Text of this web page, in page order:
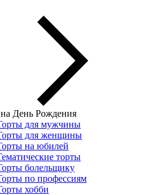
День Рождения
для мужчины
для женщины
на юбилей
торты
болельщику
по профессиям
хобби